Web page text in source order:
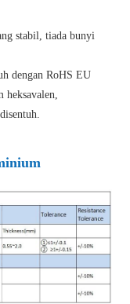
stabil, tiada bunyi
dengan RoHS EU